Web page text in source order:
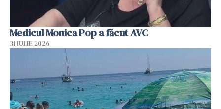
Medicul Monica Pop a făcut AVC
31 IULIE 2026